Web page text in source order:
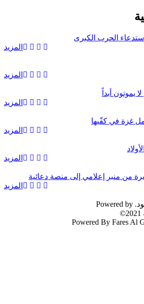
الحرب الكبرى
المزيد
المزيد
يموتون أبداً
المزيد
غزة في كفّيها
المزيد
المزيد
من منبر إعلامي إلى منصة دعائية
المزيد
Powered By Fares Al